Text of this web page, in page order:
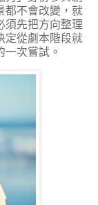
都不會改變，就
須先把方向整理
定從劇本階段就
次嘗試。